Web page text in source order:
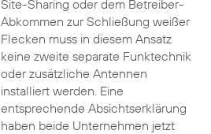
Site-Sharing oder dem Betreiber-
Abkommen zur Schließung weißer
Flecken muss in diesem Ansatz
keine zweite separate Funktechnik
oder zusätzliche Antennen
installiert werden. Eine
entsprechende Absichtserklärung
haben beide Unternehmen jetzt